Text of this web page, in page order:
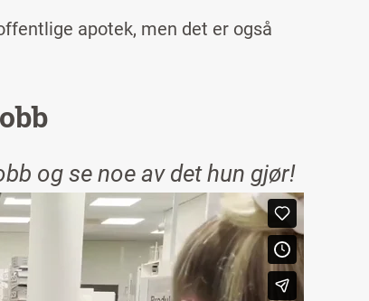
apotek, men det er også
og se noe av det hun gjør!